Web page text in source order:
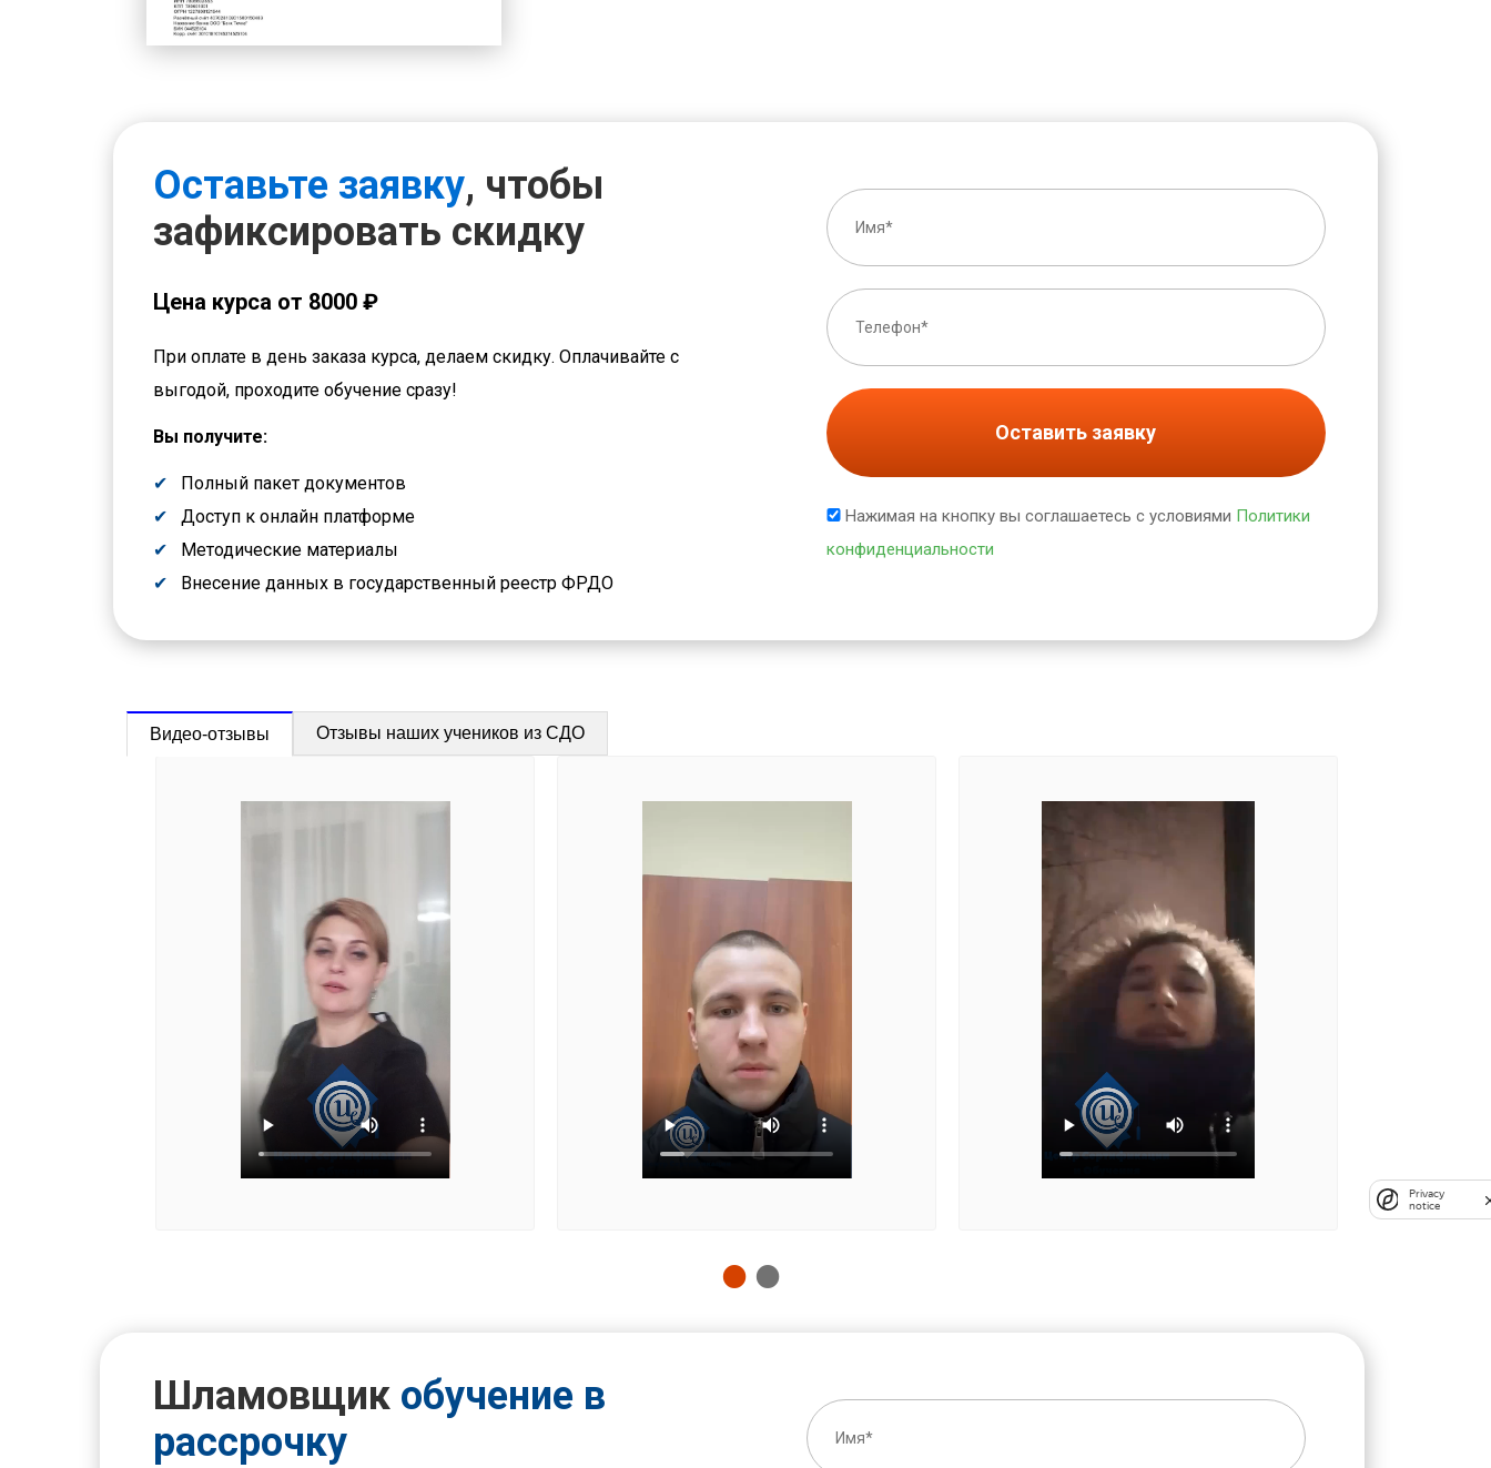
Оставьте заявку, чтобы
зафиксировать скидку
Цена курса от 8000 ₽
При оплате в день заказа курса, делаем скидку. Оплачивайте с
выгодой, проходите обучение сразу!
Вы получите:
Полный пакет документов
Доступ к онлайн платформе
Методические материалы
Внесение данных в государственный реестр ФРДО
Оставить заявку
Нажимая на кнопку вы соглашаетесь с условиями Политики
конфиденциальности
Видео-отзывы Отзывы наших учеников из СДО
Шламовщик обучение в
рассрочку
Privacy
notice